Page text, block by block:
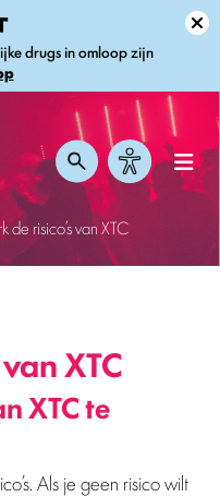
drugs in omloop zijn
de risico’s van XTC
XTC
XTC te
Als je geen risico wilt